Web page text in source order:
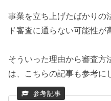
事業を立ち上げたばかりの
ド審査に通らない可能性が
そういった理由から審査方
は、こちらの記事も参考に